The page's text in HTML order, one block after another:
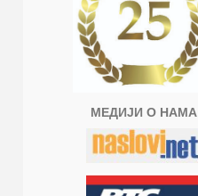
МЕДИЈИ О НАМА